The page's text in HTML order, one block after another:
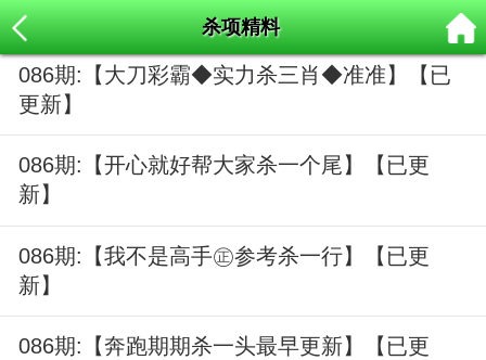
杀项精料
086期:【大刀彩霸◆实力杀三肖◆准准】【已
更新】
086期:【开心就好帮大家杀一个尾】【已更
新】
086期:【我不是高手㊣参考杀一行】【已更
新】
086期:【奔跑期期杀一头最早更新】【已更